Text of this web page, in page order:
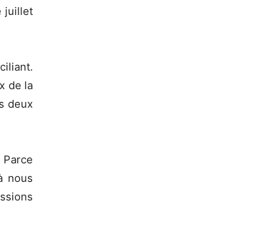
juillet
de la
deux
nous